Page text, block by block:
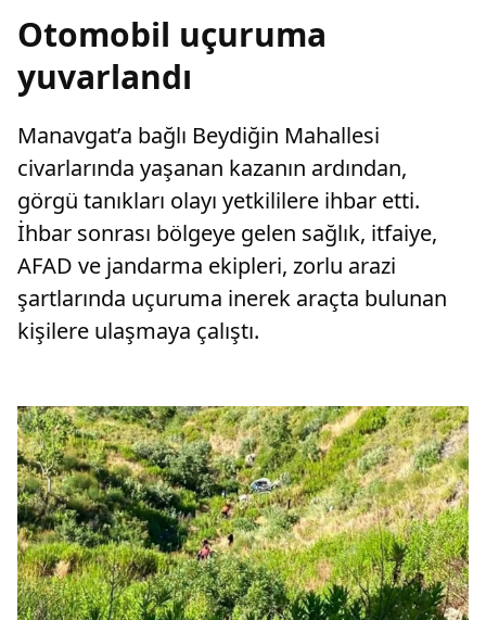
Otomobil uçuruma
yuvarlandı
Manavgat’a bağlı Beydiğin Mahallesi
civarlarında yaşanan kazanın ardından,
görgü tanıkları olayı yetkililere ihbar etti.
İhbar sonrası bölgeye gelen sağlık, itfaiye,
AFAD ve jandarma ekipleri, zorlu arazi
şartlarında uçuruma inerek araçta bulunan
kişilere ulaşmaya çalıştı.